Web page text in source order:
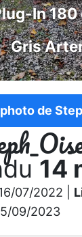
In 180
Gris
de
14
07/2022 |
09/2023